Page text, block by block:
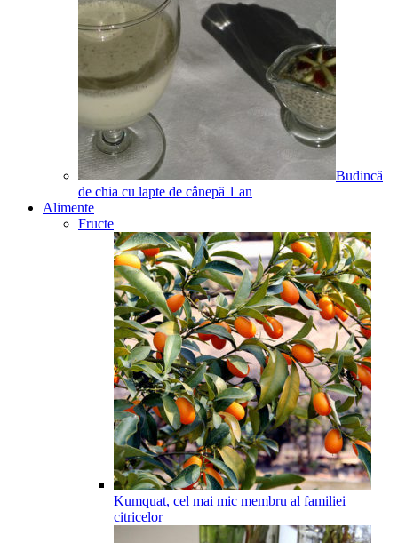
Budincă
de chia cu lapte de cânepă 1 an
Alimente
Fructe
Kumquat, cel mai mic membru al familiei
citricelor